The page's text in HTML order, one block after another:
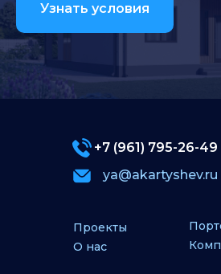
Узнать условия
Проекты
О нас
ya@akartyshev.ru
+7 (961) 795-26-49